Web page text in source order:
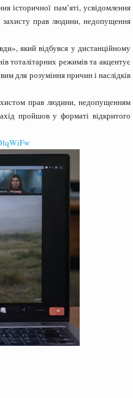
історичної пам’яті, усвідомлення
захисту прав людини, недопущення
який відбувся у дистанційному
тоталітарних режимів та акцентує
для розуміння причин і наслідків
прав людини, недопущенням
пройшов у форматі відкритого